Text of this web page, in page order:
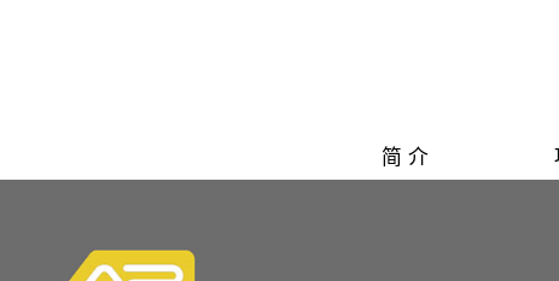
简 介